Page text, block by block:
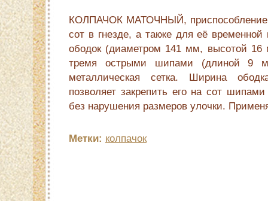
КОЛПАЧОК МАТОЧНЫЙ, приспособление
сот в гнезде, а также для её
ободок (диаметром 141 мм, высотой
тремя острыми шипами (длиной 9
металлическая сетка. Ширина
позволяет закрепить его на сот
без нарушения размеров улочки.
Метки: колпачок